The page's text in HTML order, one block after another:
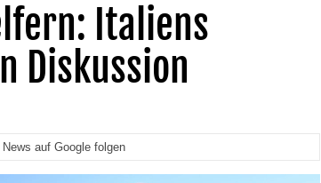
Italiens
Diskussion
auf Google folgen